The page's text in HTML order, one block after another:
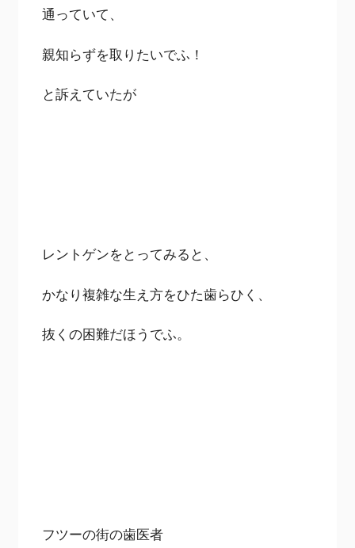
通っていて、
親知らずを取りたいでふ！
と訴えていたが
レントゲンをとってみると、
かなり複雑な生え方をひた歯らひく、
抜くの困難だほうでふ。
フツーの街の歯医者